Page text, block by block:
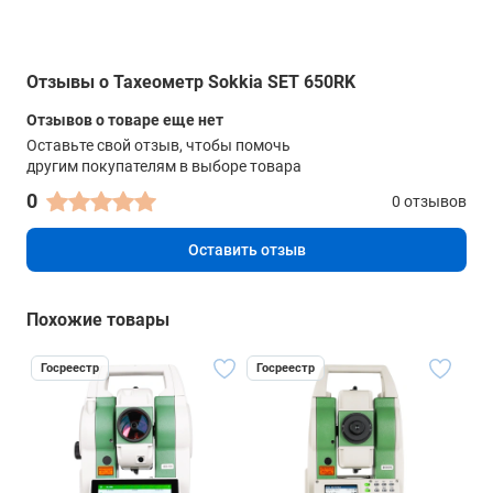
Bluetooth
коммуникационные порты
Последовательный RS232C / USB 2.0 Host (Тип А)
Наводящие винты
Двухскоростные с закрепительными механизмами
Влагопылезащита
Отзывы о Тахеометр Sokkia SET 650RK
Отзывов о товаре еще нет
Оставьте свой отзыв, чтобы помочь
другим покупателям в выборе товара
0 0 отзывов
Оставить отзыв
Похожие товары
Госреестр Госреестр